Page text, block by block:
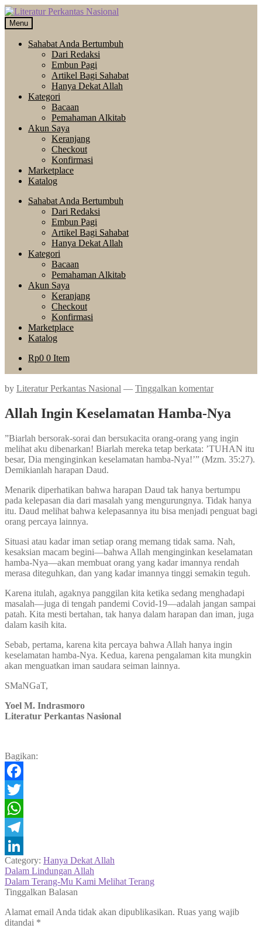
Skip
to
navigation
Langsung
ke
isi
Menu
Sahabat Anda Bertumbuh
Dari Redaksi
Embun Pagi
Artikel Bagi Sahabat
Hanya Dekat Allah
Kategori
Bacaan
Pemahaman Alkitab
Akun Saya
Keranjang
Checkout
Konfirmasi
Marketplace
Katalog
Sahabat Anda Bertumbuh
Dari Redaksi
Embun Pagi
Artikel Bagi Sahabat
Hanya Dekat Allah
Kategori
Bacaan
Pemahaman Alkitab
Akun Saya
Keranjang
Checkout
Konfirmasi
Marketplace
Katalog
Rp0 0 Item
by Literatur Perkantas Nasional — Tinggalkan komentar
Allah Ingin Keselamatan Hamba-Nya
”Biarlah bersorak-sorai dan bersukacita orang-orang yang ingin
melihat aku dibenarkan! Biarlah mereka tetap berkata: ’TUHAN itu
besar, Dia menginginkan keselamatan hamba-Nya!’” (Mzm. 35:27).
Demikianlah harapan Daud.
Menarik diperhatikan bahwa harapan Daud tak hanya bertumpu
pada kelepasan dia dari masalah yang mengurungnya. Tidak hanya
itu. Daud melihat bahwa kelepasannya itu bisa menjadi penguat bagi
orang percaya lainnya.
Situasi atau kadar iman setiap orang memang tidak sama. Nah,
kesaksian macam begini—bahwa Allah menginginkan keselamatan
hamba-Nya—akan membuat orang yang kadar imannya rendah
merasa diteguhkan, dan yang kadar imannya tinggi semakin teguh.
Karena itulah, agaknya panggilan kita ketika sedang menghadapi
masalah—juga di tengah pandemi Covid-19—adalah jangan sampai
patah. Kita mesti bertahan, tak hanya dalam harapan dan iman, juga
dalam kasih kita.
Sebab, pertama, karena kita percaya bahwa Allah hanya ingin
keselamatan hamba-Nya. Kedua, karena pengalaman kita mungkin
akan menguatkan iman saudara seiman lainnya.
SMaNGaT,
Yoel M. Indrasmoro
Literatur Perkantas Nasional
Bagikan:
Facebook
Twitter
WhatsApp
Telegram
LinkedIn
Category: Hanya Dekat Allah
Navigasi
pos
Previous
post:
Dalam Lindungan Allah
Next
post:
Dalam Terang-Mu Kami Melihat Terang
Tinggalkan Balasan
Alamat email Anda tidak akan dipublikasikan. Ruas yang wajib
ditandai *